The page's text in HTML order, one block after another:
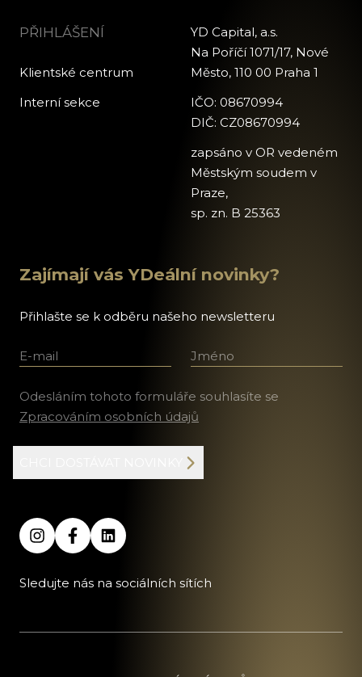
PŘIHLÁŠENÍ
Klientské centrum
Interní sekce
YD Capital, a.s.
Na Poříčí 1071/17, Nové
Město, 110 00 Praha 1
IČO: 08670994
DIČ: CZ08670994
zapsáno v OR vedeném
Městským soudem v
Praze,
sp. zn. B 25363
Zajímají vás YDeální novinky?
Přihlašte se k odběru našeho newsletteru
E-mail Jméno a příjmení
Odesláním tohoto formuláře souhlasíte se
Zpracováním osobních údajů
Sledujte nás na sociálních sítích